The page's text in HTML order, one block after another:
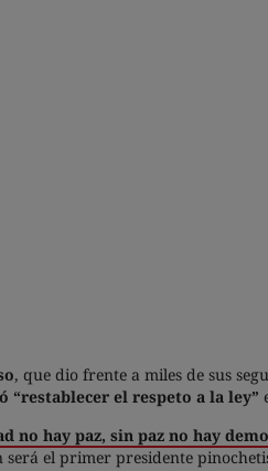
, que dio frente a miles de sus
“restablecer el respeto a la ley”
no hay paz, sin paz no hay
será el primer presidente